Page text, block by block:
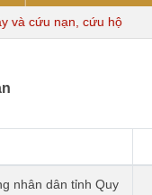
nạn, cứu hộ
nhân dân tỉnh Quy